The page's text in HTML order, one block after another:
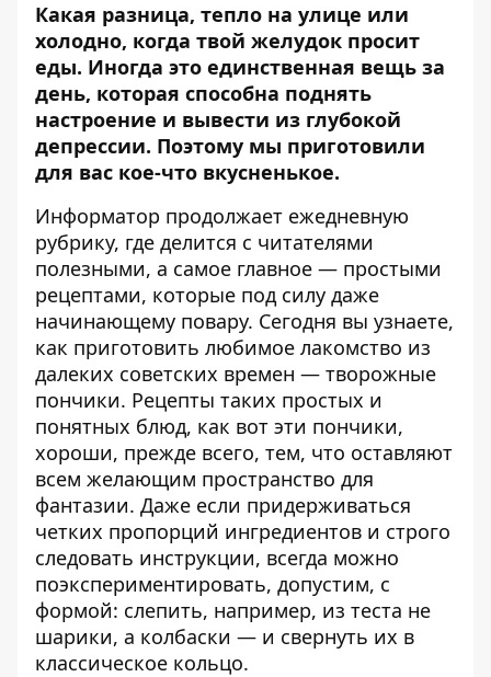
Какая разница, тепло на улице или
холодно, когда твой желудок просит
еды. Иногда это единственная вещь за
день, которая способна поднять
настроение и вывести из глубокой
депрессии. Поэтому мы приготовили
для вас кое-что вкусненькое.
Информатор продолжает ежедневную
рубрику, где делится с читателями
полезными, а самое главное — простыми
рецептами, которые под силу даже
начинающему повару. Сегодня вы узнаете,
как приготовить любимое лакомство из
далеких советских времен — творожные
пончики. Рецепты таких простых и
понятных блюд, как вот эти пончики,
хороши, прежде всего, тем, что оставляют
всем желающим пространство для
фантазии. Даже если придерживаться
четких пропорций ингредиентов и строго
следовать инструкции, всегда можно
поэкспериментировать, допустим, с
формой: слепить, например, из теста не
шарики, а колбаски — и cвернуть их в
классическое кольцо.